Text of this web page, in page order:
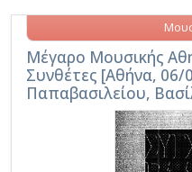
Μέγαρο Μουσικής
Συνθέτες [Αθήνα,
Παπαβασιλείου,